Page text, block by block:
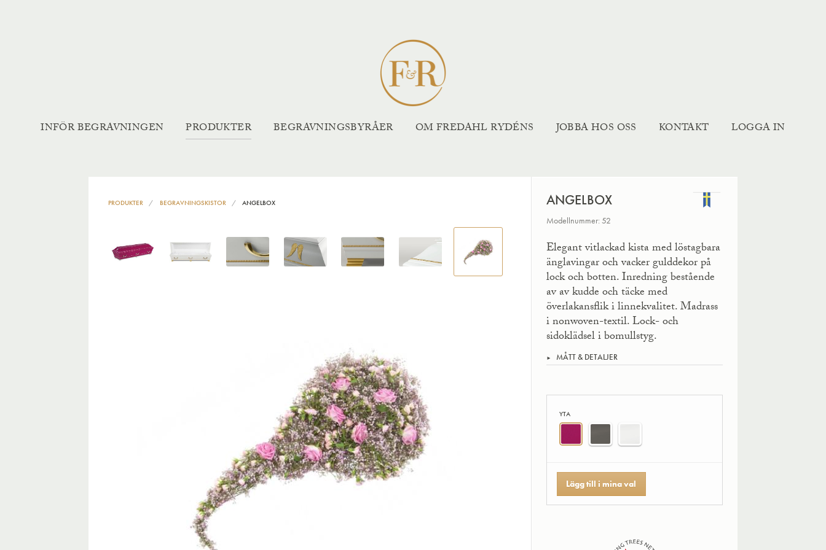
INFÖR BEGRAVNINGEN PRODUKTER BEGRAVNINGSBYRÅER OM FREDAHL RYDÉNS JOBBA HOS OSS KONTAKT LOGGA IN
PRODUKTER BEGRAVNINGSKISTOR ANGELBOX ANGELBOX
Modellnummer: 52
Elegant vitlackad kista med löstagbara
änglavingar och vacker gulddekor på
lock och botten. Inredning bestående
av av kudde och täcke med
överlakansflik i linnekvalitet. Madrass
i nonwoven-textil. Lock- och
sidoklädsel i bomullstyg.
MÅTT & DETALJER
YTA
Lägg till i mina val